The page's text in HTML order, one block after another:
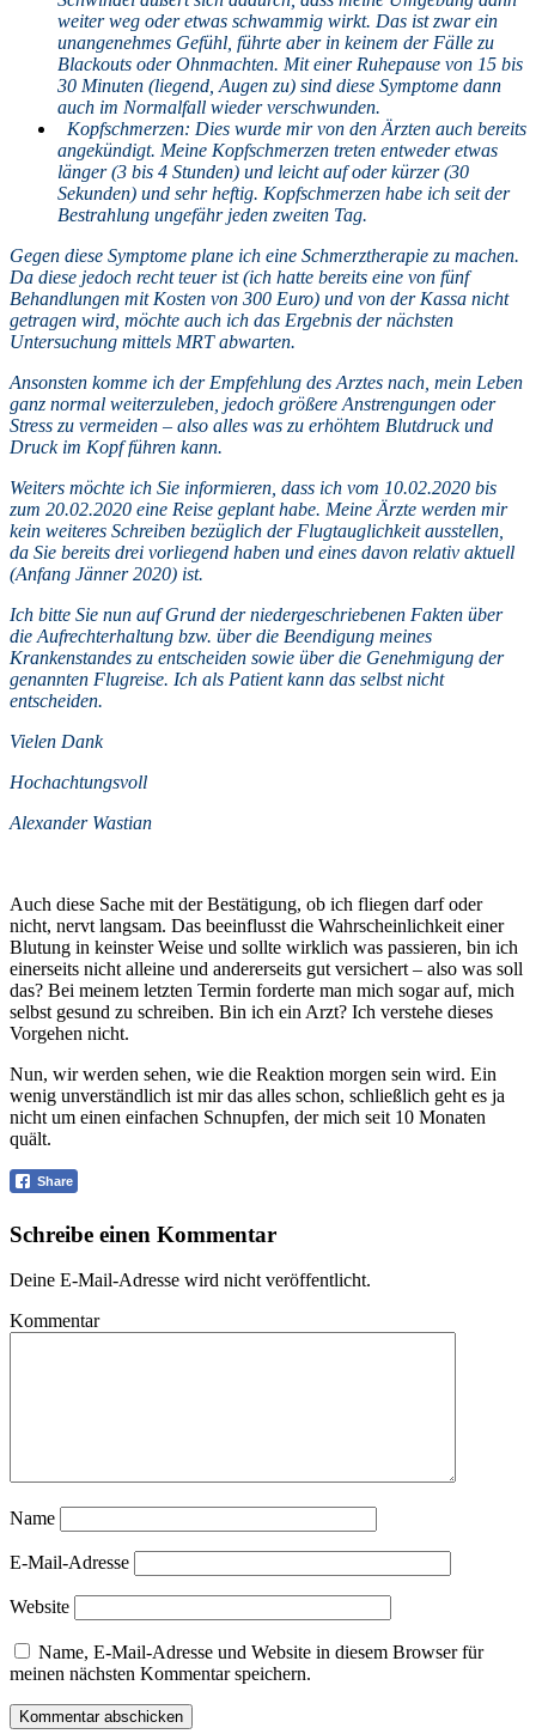
weiter weg oder etwas schwammig wirkt. Das ist zwar ein
unangenehmes Gefühl, führte aber in keinem der Fälle zu
Blackouts oder Ohnmachten. Mit einer Ruhepause von 15 bis
30 Minuten (liegend, Augen zu) sind diese Symptome dann
auch im Normalfall wieder verschwunden.
Kopfschmerzen: Dies wurde mir von den Ärzten auch bereits
angekündigt. Meine Kopfschmerzen treten entweder etwas
länger (3 bis 4 Stunden) und leicht auf oder kürzer (30
Sekunden) und sehr heftig. Kopfschmerzen habe ich seit der
Bestrahlung ungefähr jeden zweiten Tag.
Gegen diese Symptome plane ich eine Schmerztherapie zu machen.
Da diese jedoch recht teuer ist (ich hatte bereits eine von fünf
Behandlungen mit Kosten von 300 Euro) und von der Kassa nicht
getragen wird, möchte auch ich das Ergebnis der nächsten
Untersuchung mittels MRT abwarten.
Ansonsten komme ich der Empfehlung des Arztes nach, mein Leben
ganz normal weiterzuleben, jedoch größere Anstrengungen oder
Stress zu vermeiden – also alles was zu erhöhtem Blutdruck und
Druck im Kopf führen kann.
Weiters möchte ich Sie informieren, dass ich vom 10.02.2020 bis
zum 20.02.2020 eine Reise geplant habe. Meine Ärzte werden mir
kein weiteres Schreiben bezüglich der Flugtauglichkeit ausstellen,
da Sie bereits drei vorliegend haben und eines davon relativ aktuell
(Anfang Jänner 2020) ist.
Ich bitte Sie nun auf Grund der niedergeschriebenen Fakten über
die Aufrechterhaltung bzw. über die Beendigung meines
Krankenstandes zu entscheiden sowie über die Genehmigung der
genannten Flugreise. Ich als Patient kann das selbst nicht
entscheiden.
Vielen Dank
Hochachtungsvoll
Alexander Wastian
Auch diese Sache mit der Bestätigung, ob ich fliegen darf oder
nicht, nervt langsam. Das beeinflusst die Wahrscheinlichkeit einer
Blutung in keinster Weise und sollte wirklich was passieren, bin ich
einerseits nicht alleine und andererseits gut versichert – also was soll
das? Bei meinem letzten Termin forderte man mich sogar auf, mich
selbst gesund zu schreiben. Bin ich ein Arzt? Ich verstehe dieses
Vorgehen nicht.
Nun, wir werden sehen, wie die Reaktion morgen sein wird. Ein
wenig unverständlich ist mir das alles schon, schließlich geht es ja
nicht um einen einfachen Schnupfen, der mich seit 10 Monaten
quält.
Share
Schreibe einen Kommentar
Deine E-Mail-Adresse wird nicht veröffentlicht.
Kommentar
Name
E-Mail-Adresse
Website
Name, E-Mail-Adresse und Website in diesem Browser für
meinen nächsten Kommentar speichern.